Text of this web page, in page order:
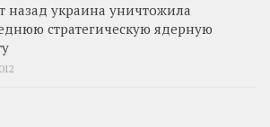
назад украина уничтожила
стратегическую ядерную